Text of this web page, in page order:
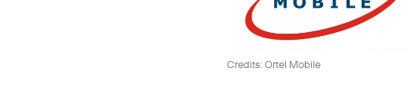
Credits: Ortel Mobile